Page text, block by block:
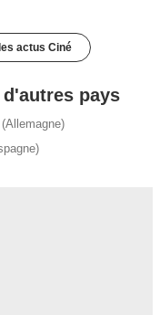
actus Ciné
pays
(Allemagne)